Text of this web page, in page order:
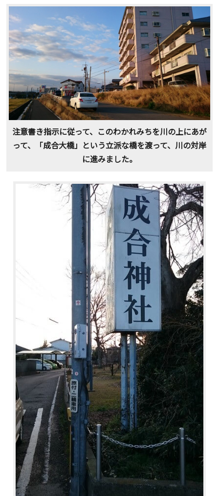
注意書き指示に従って、このわかれみちを川の上にあが
って、「成合大橋」という立派な橋を渡って、川の対岸
に進みました。